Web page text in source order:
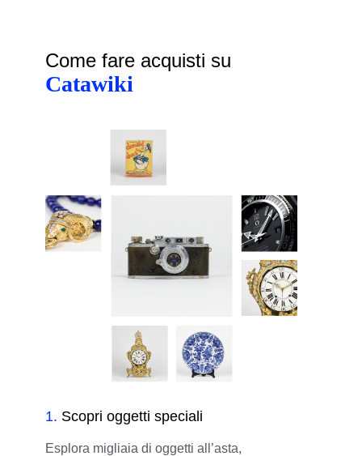
Come fare acquisti su
Catawiki
1. Scopri oggetti speciali
Esplora migliaia di oggetti all’asta,